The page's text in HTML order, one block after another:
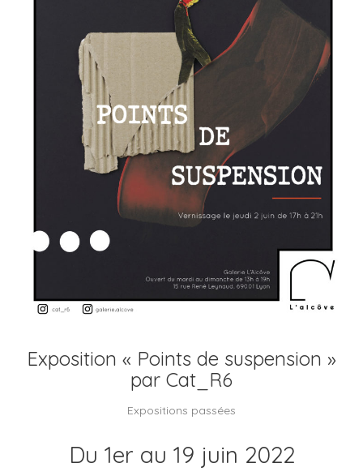
Exposition « Points de suspension »
par Cat_R6
Expositions passées
Du 1er au 19 juin 2022